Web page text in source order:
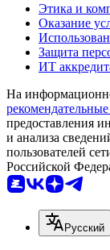
Этика и
Оказание
Защита
ИТ
На
предоставления
и анализа
пользователей
Российской
Русский